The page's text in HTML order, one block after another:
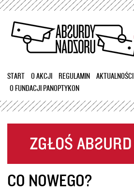
Przejdź
treści
START O AKCJI REGULAMIN
AKTUALNOŚCI
O FUNDACJI PANOPTYKON
CO NOWEGO?